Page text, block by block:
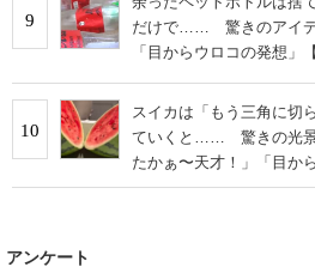
9
だけで…… 驚きのアイデ
「目からウロコの発想」
10
スイカは「もう三角に切
ていくと…… 驚きの光景
たかぁ〜天才！」「目か
アンケート